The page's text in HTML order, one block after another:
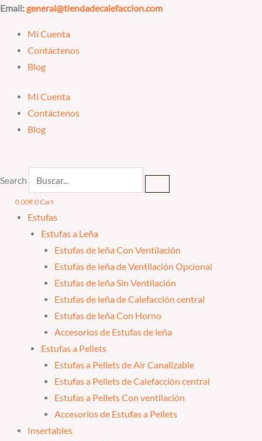
Ir
contenido
Email:general@tiendadecalefaccion.com
Mi Cuenta
Contáctenos
Blog
Mi Cuenta
Contáctenos
Blog
Search
0,00€0Cart
Estufas
Estufas a Leña
Estufas de leña Con Ventilación
Estufas de leña de Ventilación Opcional
Estufas de leña Sin Ventilación
Estufas de leña de Calefacción central
Estufas de leña Con Horno
Accesorios de Estufas de leña
Estufas a Pellets
Estufas a Pellets de Air Canalizable
Estufas a Pellets de Calefacción central
Estufas a Pellets Con ventilación
Accesorios de Estufas a Pellets
Insertables